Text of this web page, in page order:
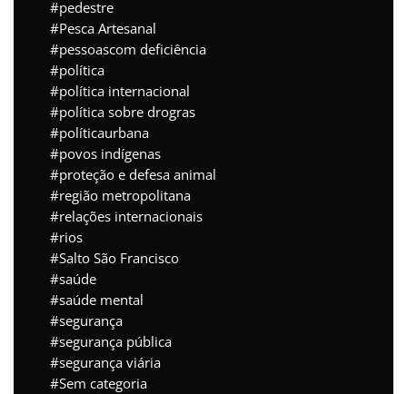
pedestre
Pesca Artesanal
pessoascom deficiência
política
política internacional
política sobre drogras
políticaurbana
povos indígenas
proteção e defesa animal
região metropolitana
relações internacionais
rios
Salto São Francisco
saúde
saúde mental
segurança
segurança pública
segurança viária
Sem categoria